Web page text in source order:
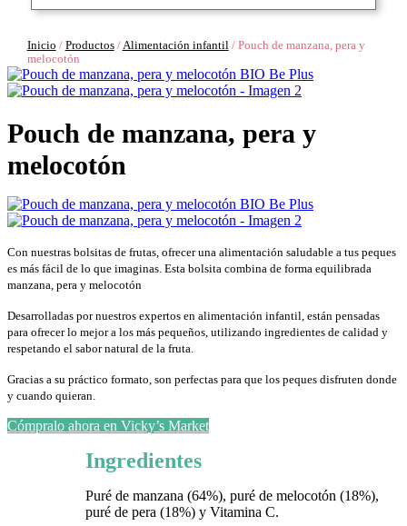
Inicio / Productos/Alimentación infantil/ Pouch de manzana, pera y
melocotón
Pouch de manzana, pera y
melocotón
Con nuestras bolsitas de frutas , ofrecer una alimentación saludable a tus peques
es más fácil de lo que imaginas. Esta bolsita combina de forma equilibrada
manzana, pera y melocotón
Desarrolladas por nuestros expertos en alimentación infantil, están pensadas
para ofrecer lo mejor a los más pequeños, utilizando ingredientes de calidad y
respetando el sabor natural de la fruta.
Gracias a su práctico formato, son perfectas para que los peques disfruten donde
y cuando quieran.
Cómpralo ahora en Vicky’s Market
Ingredientes
Puré de manzana (64%), puré de melocotón (18%),
puré de pera (18%) y Vitamina C.